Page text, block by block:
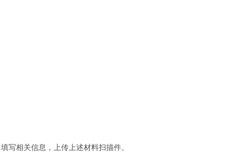
写相关信息，上传上述材料扫描件。